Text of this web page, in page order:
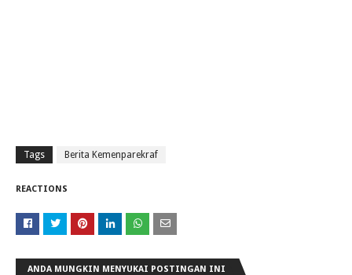
Tags Berita Kemenparekraf
REACTIONS
ANDA MUNGKIN MENYUKAI POSTINGAN INI